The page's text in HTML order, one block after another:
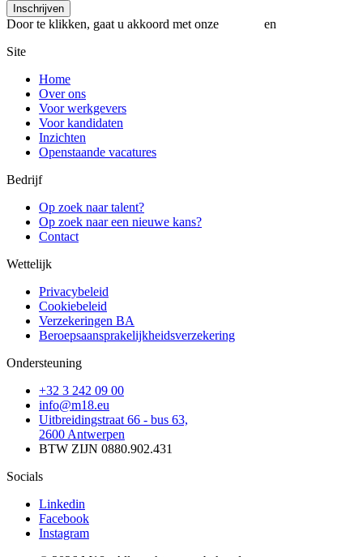
Inschrijven
Door te klikken, gaat u akkoord met onze en
Site
Home
Over ons
Voor werkgevers
Voor kandidaten
Inzichten
Openstaande vacatures
Bedrijf
Op zoek naar talent?
Op zoek naar een nieuwe kans?
Contact
Wettelijk
Privacybeleid
Cookiebeleid
Verzekeringen BA
Beroepsaansprakelijkheidsverzekering
Ondersteuning
+32 3 242 09 00
info@m18.eu
Uitbreidingstraat 66 - bus 63,
2600 Antwerpen
BTW ZIJN 0880.902.431
Socials
Linkedin
Facebook
Instagram